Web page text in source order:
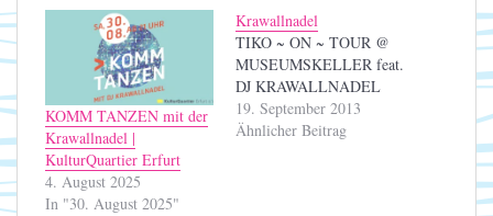
KOMM TANZEN mit der
Krawallnadel |
KulturQuartier Erfurt
4. August 2025
In "30. August 2025"
Krawallnadel
TIKO ~ ON ~ TOUR @
MUSEUMSKELLER feat.
DJ KRAWALLNADEL
19. September 2013
Ähnlicher Beitrag